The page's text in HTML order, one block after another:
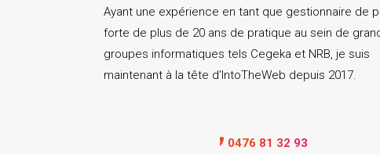
Ayant une expérience en tant que gestionnaire de
forte de plus de 20 ans de pratique au sein de
groupes informatiques tels Cegeka et NRB, je suis
maintenant à la tête d’IntoTheWeb depuis 2017.
0476 81 32 93